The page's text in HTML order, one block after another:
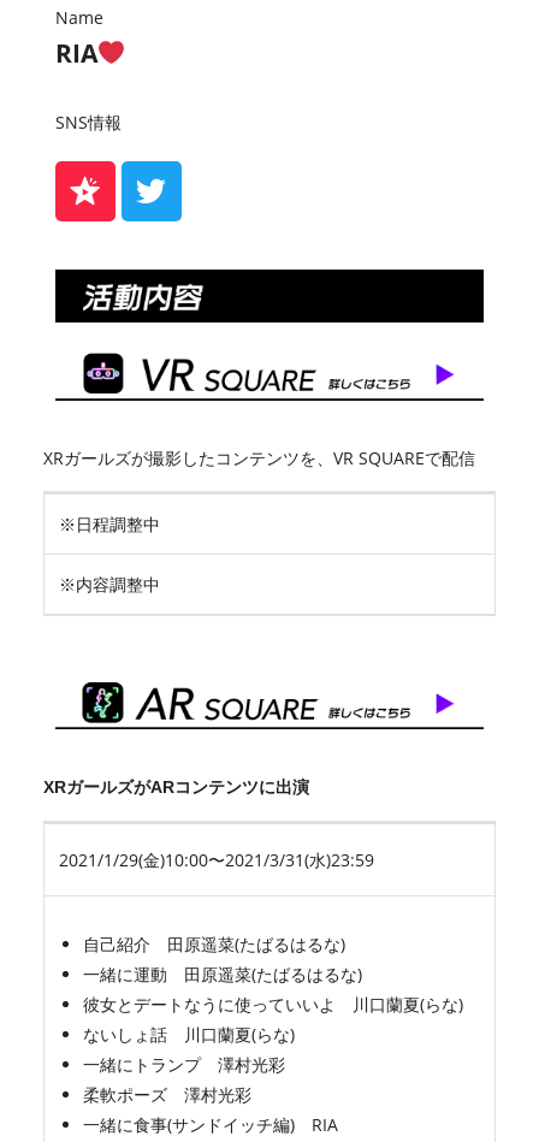
Name
RIA
SNS情報
XRガールズが撮影したコンテンツを、VR SQUAREで配信
※日程調整中
※内容調整中
XRガールズがARコンテンツに出演
2021/1/29(金)10:00〜2021/3/31(水)23:59
自己紹介 田原遥菜(たばるはるな)
一緒に運動 田原遥菜(たばるはるな)
彼女とデートなうに使っていいよ 川口蘭夏(らな)
ないしょ話 川口蘭夏(らな)
一緒にトランプ 澤村光彩
柔軟ポーズ 澤村光彩
一緒に食事(サンドイッチ編) RIA